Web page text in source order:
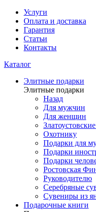
Услуги
Оплата и доставка
Гарантия
Статьи
Контакты
Каталог
Элитные подарки
Элитные подарки
Назад
Для мужчин
Для женщин
Охотнику
Подарки для
Подарки
Подарки
Ростовская
Руководителю
Серебряные
Сувениры из
Подарочные книги